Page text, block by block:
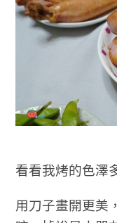
看看我烤的色澤
用刀子畫開更美